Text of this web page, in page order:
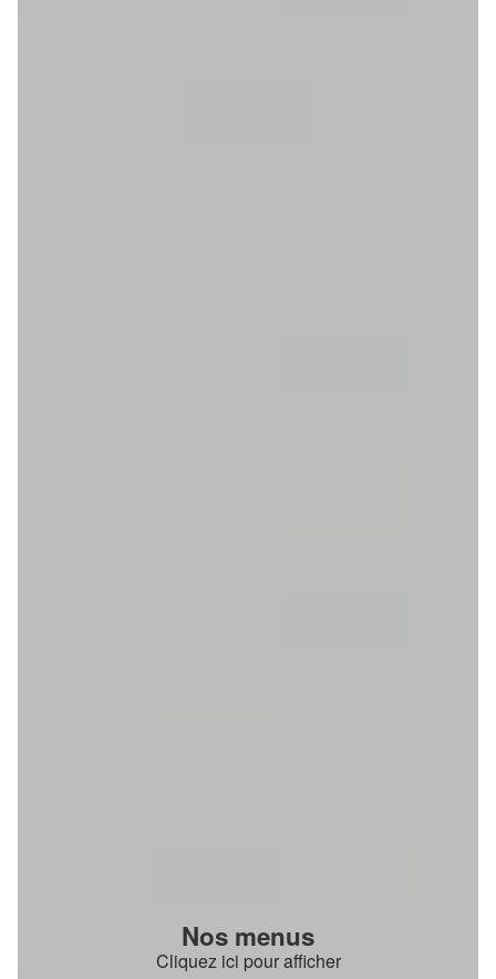
Nos menus
Cliquez ici pour afficher